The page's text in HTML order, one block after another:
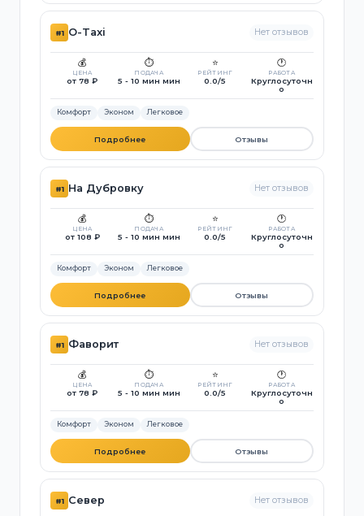
#1 O-Taxi Нет отзывов
💰
ЦЕНА
от 78 ₽
⏱️
ПОДАЧА
5 - 10 мин мин
⭐
РЕЙТИНГ
0.0/5
🕐
РАБОТА
Круглосуточн
о
Комфорт Эконом Легковое
Подробнее Отзывы
#1 На Дубровку Нет отзывов
💰
ЦЕНА
от 108 ₽
⏱️
ПОДАЧА
5 - 10 мин мин
⭐
РЕЙТИНГ
0.0/5
🕐
РАБОТА
Круглосуточн
о
Комфорт Эконом Легковое
Подробнее Отзывы
#1 Фаворит Нет отзывов
💰
ЦЕНА
от 78 ₽
⏱️
ПОДАЧА
5 - 10 мин мин
⭐
РЕЙТИНГ
0.0/5
🕐
РАБОТА
Круглосуточн
о
Комфорт Эконом Легковое
Подробнее Отзывы
#1 Север Нет отзывов